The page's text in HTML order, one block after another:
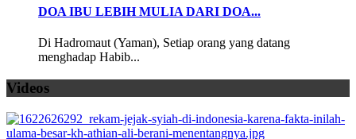
DOA IBU LEBIH MULIA DARI DOA...
Di Hadromaut (Yaman), Setiap orang yang datang
menghadap Habib...
Videos